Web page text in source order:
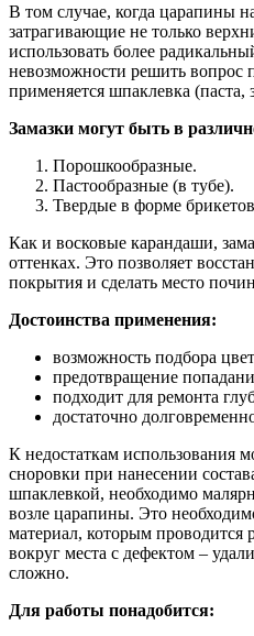
В том случае, когда царапины
затрагивающие не только
использовать более
невозможности решить вопрос
применяется шпаклевка (паста,
Замазки могут быть в
Порошкообразные.
Пастообразные (в тубе).
Твердые в форме
Как и восковые карандаши,
оттенках. Это позволяет
покрытия и сделать место
Достоинства применения:
возможность подбора
предотвращение
подходит для ремонта
достаточно
К недостаткам использования
сноровки при нанесении
шпаклевкой, необходимо
возле царапины. Это
материал, которым проводится
вокруг места с дефектом –
сложно.
Для работы понадобится: